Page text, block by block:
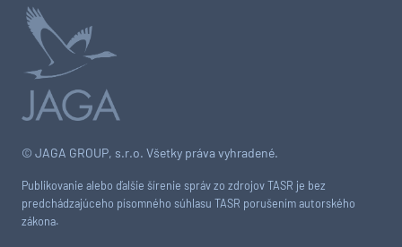
© JAGA GROUP, s.r.o. Všetky práva vyhradené.
Publikovanie alebo ďalšie šírenie správ zo zdrojov TASR je bez
predchádzajúceho písomného súhlasu TASR porušením autorského
zákona.